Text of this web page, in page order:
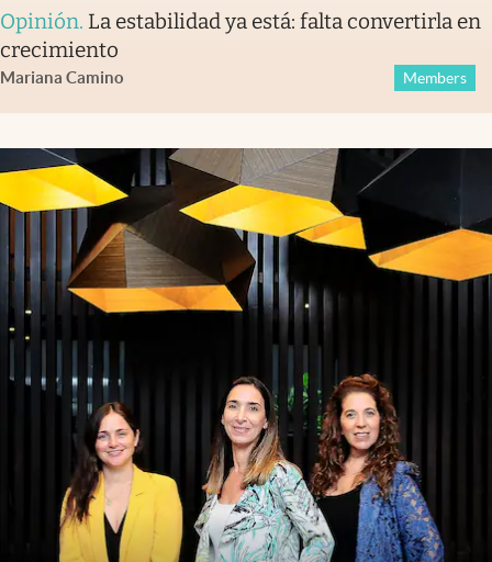
Opinión. La estabilidad ya está: falta convertirla en
crecimiento
Mariana Camino Members